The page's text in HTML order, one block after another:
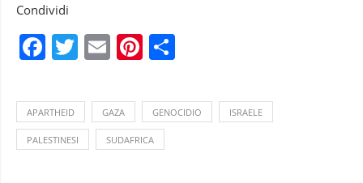
Condividi
Facebook
Twitter
EmailPinterest
APARTHEID GAZA GENOCIDIO ISRAELE
PALESTINESI SUDAFRICA